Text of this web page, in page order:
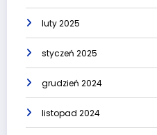
luty 2025
styczeń 2025
grudzień 2024
listopad 2024